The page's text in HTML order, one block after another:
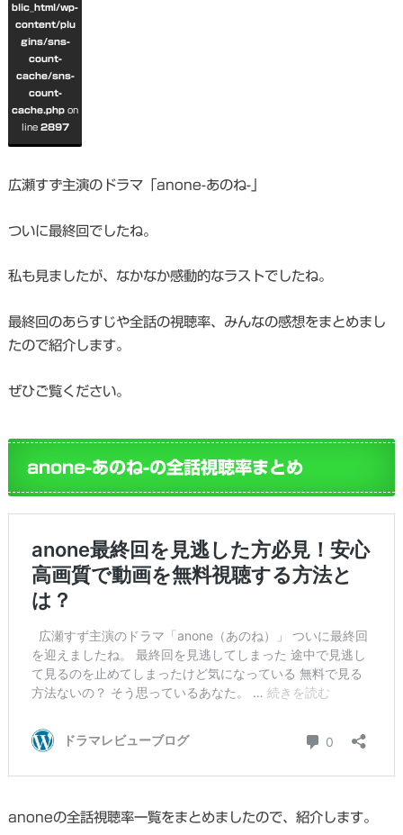
blic_html/wp-
content/plu
gins/sns-
count-
cache/sns-
count-
cache.php on
line 2897
広瀬すず主演のドラマ「anone-あのね-」
ついに最終回でしたね。
私も見ましたが、なかなか感動的なラストでしたね。
最終回のあらすじや全話の視聴率、みんなの感想をまとめまし
たので紹介します。
ぜひご覧ください。
anone-あのね-の全話視聴率まとめ
anoneの全話視聴率一覧をまとめましたので、紹介します。